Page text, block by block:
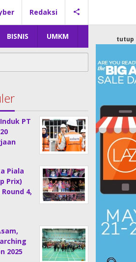
Redaksi
BISNIS UMKM tutup
PT
Piala
Prix)
4,
2025